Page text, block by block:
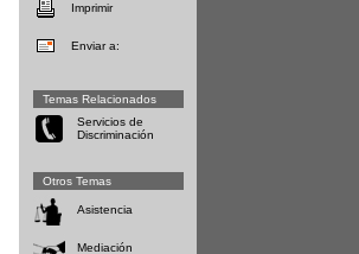
Imprimir
Enviar a:
Temas Relacionados
Servicios de
Discriminación
Otros Temas
Asistencia
Mediación